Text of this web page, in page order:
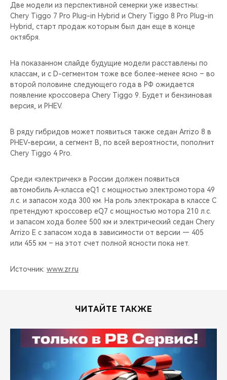
Две модели из перспективной семерки уже известны:
Chery Tiggo 7 Pro Plug-in Hybrid и Chery Tiggo 8 Pro Plug-in
Hybrid, старт продаж которым был дан еще в конце
октября.
На показанном слайде будущие модели расставлены по
классам, и с D-сегментом тоже все более-менее ясно – во
второй половине следующего года в РФ ожидается
появление кроссовера Chery Tiggo 9. Будет и бензиновая
версия, и PHEV.
В ряду гибридов может появиться также седан Arrizo 8 в
PHEV-версии, а сегмент B, по всей вероятности, пополнит
Chery Tiggo 4 Pro.
Среди «электричек» в России должен появиться
автомобиль А-класса eQ1 с мощностью электромотора 49
л.с. и запасом хода 300 км. На роль электрокара в классе C
претендуют кроссовер eQ7 с мощностью мотора 210 л.с.
и запасом хода более 500 км и электрический седан Chery
Arrizo E с запасом хода в зависимости от версии — 405
или 455 км – на этот счет полной ясности пока нет.
Источник: www.zr.ru
ЧИТАЙТЕ ТАКЖЕ